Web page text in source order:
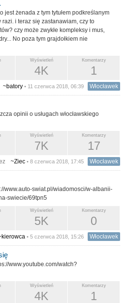
jest żenada z tym tytułem podkreślanym
i teraz się zastanawiam, czy to
czy może zwykłe kompleksy i mus,
No poza tym grajdołkiem nie
Komentarzy
1
Wyświetleń
4K
~batory • 11 czerwca 2018, 06:39 Włocławek
opinii o usługach włocławskiego
Komentarzy
17
Wyświetleń
7K
~Ziec • 8 czerwca 2018, 17:45 Włocławek
www.auto-swiat.pl/wiadomosci/w-albanii-
swiecie/69tpn5
Komentarzy
0
Wyświetleń
5K
• 5 czerwca 2018, 15:26 Włocławek
www.youtube.com/watch?
Komentarzy
1
Wyświetleń
4K